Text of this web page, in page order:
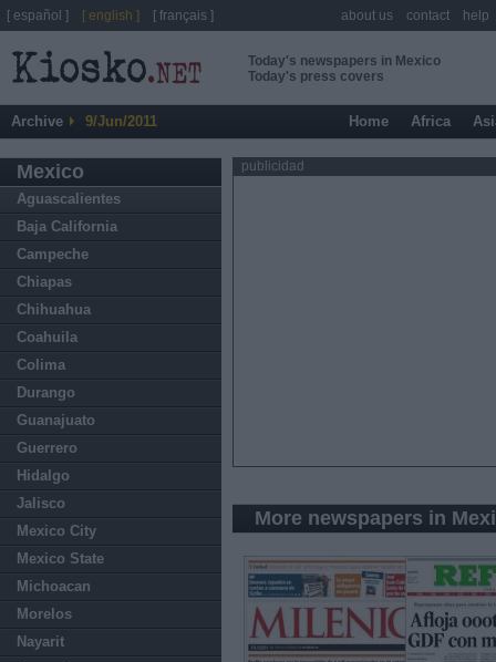
Today's newspapers in Mexico
Today's press covers
Archive 9/Jun/2011 Home Africa
Mexico
Aguascalientes
Baja California
Campeche
Chiapas
Chihuahua
Coahuila
Colima
Durango
Guanajuato
Guerrero
Hidalgo
Jalisco
Mexico City
Mexico State
Michoacan
Morelos
Nayarit
publicidad
More newspapers in
[ español ] [ english ] [ français ] about us contact help